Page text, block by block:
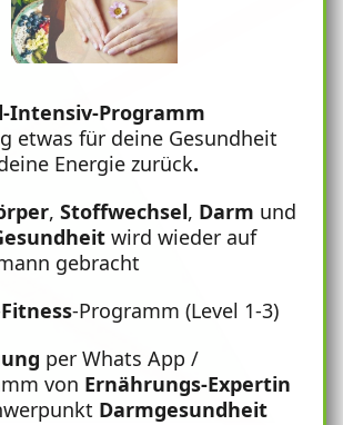
Intensiv-Programm
etwas für deine Gesundheit
Energie zurück.
, Stoffwechsel, Darm und
wird wieder auf
gebracht
Fitness-Programm (Level 1-3)
per Whats App /
von Ernährungs-Expertin
Darmgesundheit